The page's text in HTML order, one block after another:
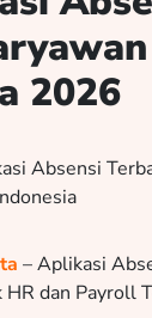
2026
Absensi
– Aplikasi
HR dan Payroll